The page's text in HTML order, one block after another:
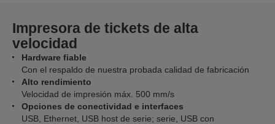
Impresora de tickets de alta
velocidad
Hardware fiable
Con el respaldo de nuestra probada calidad de fabricación
Alto rendimiento
Velocidad de impresión máx. 500 mm/s
Opciones de conectividad e interfaces
USB, Ethernet, USB host de serie; serie, USB con